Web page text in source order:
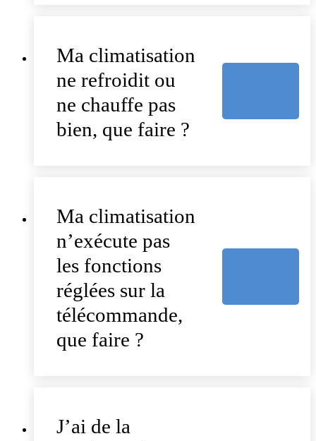
Ma climatisation
ne refroidit ou
ne chauffe pas
bien, que faire ?
Ma climatisation
n’exécute pas
les fonctions
réglées sur la
télécommande,
que faire ?
J’ai de la